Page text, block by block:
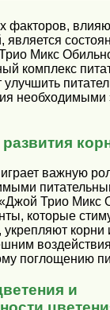
факторов,
является
Микс
комплекс
улучшить
важную
Трио Микс
которые
укрепляют
поглощению
и